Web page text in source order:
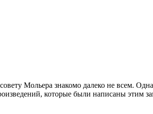
Мольера знакомо далеко не всем.
которые были написаны этим